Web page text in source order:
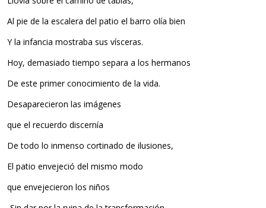
Al pie de la escalera del patio el barro olía bien
Y la infancia mostraba sus vísceras.
Hoy, demasiado tiempo separa a los hermanos
De este primer conocimiento de la vida.
Desaparecieron las imágenes
que el recuerdo discernía
De todo lo inmenso cortinado de ilusiones,
El patio envejeció del mismo modo
que envejecieron los niños